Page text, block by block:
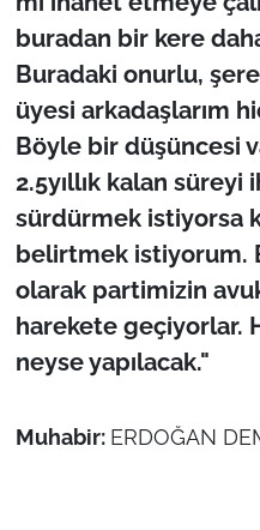
buradan bir kere
Buradaki onurlu,
üyesi arkadaşlarım
Böyle bir düşüncesi
2.5yıllık kalan
sürdürmek istiyorsa
belirtmek istiyorum.
olarak partimizin
harekete geçiyorlar.
neyse yapılacak."
Muhabir: ERDOĞAN